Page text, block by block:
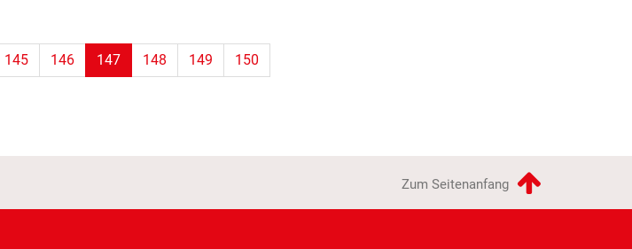
145 146 147(Standort)
148 149
150
Zum Seitenanfang